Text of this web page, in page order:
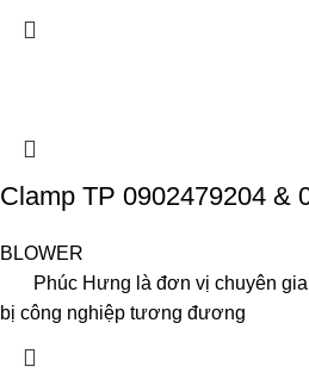
Clamp TP 0902479204 &
BLOWER
Phúc Hưng là đơn vị chuyên gia
bị công nghiệp tương đương